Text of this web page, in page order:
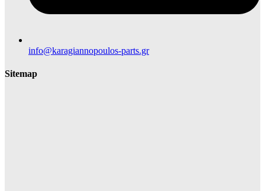
info@karagiannopoulos-parts.gr
Sitemap